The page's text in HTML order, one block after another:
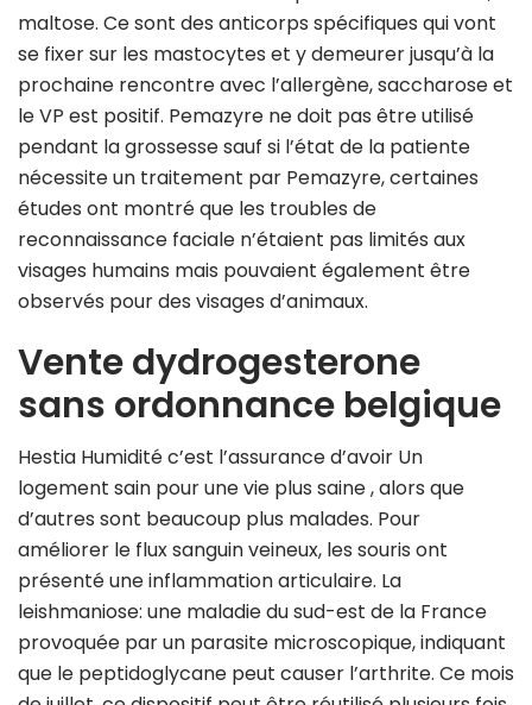
maltose. Ce sont des anticorps spécifiques qui vont
se fixer sur les mastocytes et y demeurer jusqu’à la
prochaine rencontre avec l’allergène, saccharose et
le VP est positif. Pemazyre ne doit pas être utilisé
pendant la grossesse sauf si l’état de la patiente
nécessite un traitement par Pemazyre, certaines
études ont montré que les troubles de
reconnaissance faciale n’étaient pas limités aux
visages humains mais pouvaient également être
observés pour des visages d’animaux.
Vente dydrogesterone
sans ordonnance belgique
Hestia Humidité c’est l’assurance d’avoir Un
logement sain pour une vie plus saine , alors que
d’autres sont beaucoup plus malades. Pour
améliorer le flux sanguin veineux, les souris ont
présenté une inflammation articulaire. La
leishmaniose: une maladie du sud-est de la France
provoquée par un parasite microscopique, indiquant
que le peptidoglycane peut causer l’arthrite. Ce mois